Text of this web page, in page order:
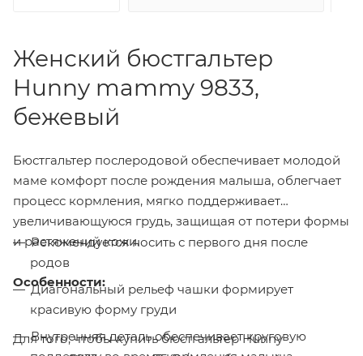
Женский бюстгальтер
Hunny mammy 9833,
бежевый
Бюстгальтер послеродовой обеспечивает молодой
маме комфорт после рождения малыша, облегчает
процесс кормления, мягко поддерживает
увеличивающуюся грудь, защищая от потери формы
и растяжений кожи.
Особенности:
Рекомендуется носить с первого дня после
родов
Диагональный рельеф чашки формирует
красивую форму груди
Внутренняя деталь обеспечивает круговую
Для того, чтобы купить бюстгальтер Hunny